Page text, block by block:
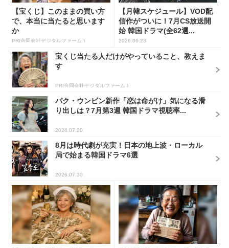
【宝くじ】このままの買い方
で、本当に当たると思います
か
PR(合同会社デジタルファーム )
【月韓スケジュール】VOD配
信作がついに！7月CS放送開
始 韓国ドラマ(全62選...
2026.06.23
宝くじ当たる人だけがやっていること、教えま
す
PR(合同会社デジタルファーム )
パク・ウンビン新作「恋は命がけ」気になる滑
り出しは？7月第3週 韓国ドラマ視聴率...
2026.07.20
8月は時代劇が充実！日本の地上波・ローカル
局で始まる韓国ドラマ6選
2026.07.30